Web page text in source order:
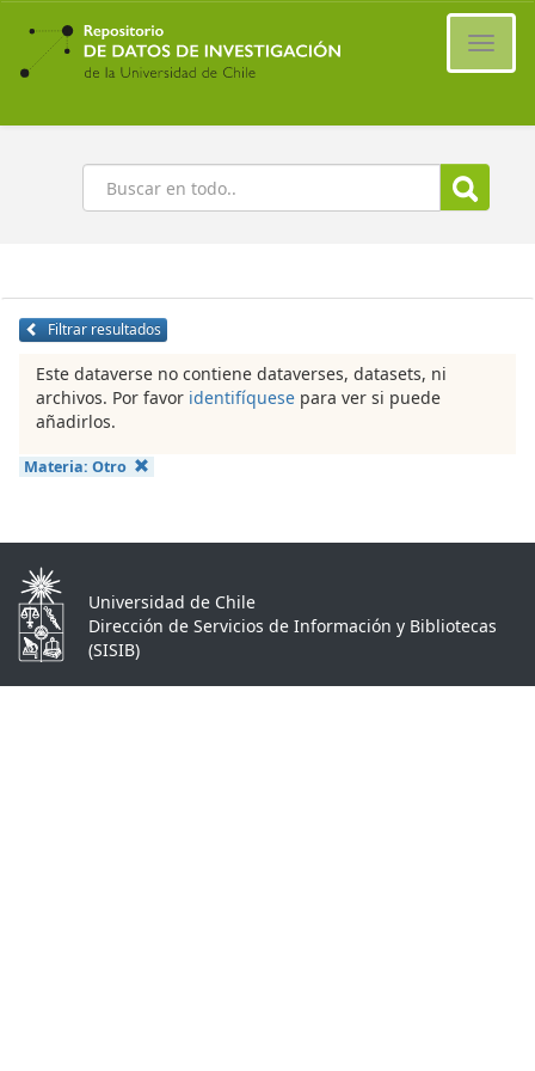
Ir
contenido
principal
Buscar
Filtrar resultados
Este dataverse no contiene dataverses, datasets, ni
archivos. Por favor identifíquese para ver si puede
añadirlos.
Materia: Otro
Universidad de Chile
Dirección de Servicios de Información y Bibliotecas
(SISIB)